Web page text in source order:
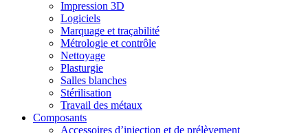
Impression 3D
Logiciels
Marquage et traçabilité
Métrologie et contrôle
Nettoyage
Plasturgie
Salles blanches
Stérilisation
Travail des métaux
Composants
Accessoires d’injection et de prélèvement